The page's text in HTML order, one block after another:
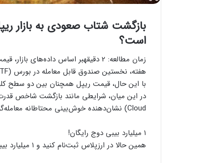
بازگشت شتاب صعودی به بازار
است؟
هفته، نخستین صندوق قابل معامله در بورس (ETF) ریپل در برزیل راه‌اندازی شد.
با این حال، قیمت ریپل همچنان بین دو سطح
Cloud) نشان‌دهنده‌ خوش‌بینی محتاطانه‌ معامله‌گران است.
۱ میلیارد بیبی دوج رایگان!
همین حالا در ارزپلاس ثبت‌نام کنید و ۱ میلیارد بیبی دوج هدیه بگیرید. بدون قرعه‌کشی، فرصت محدود!